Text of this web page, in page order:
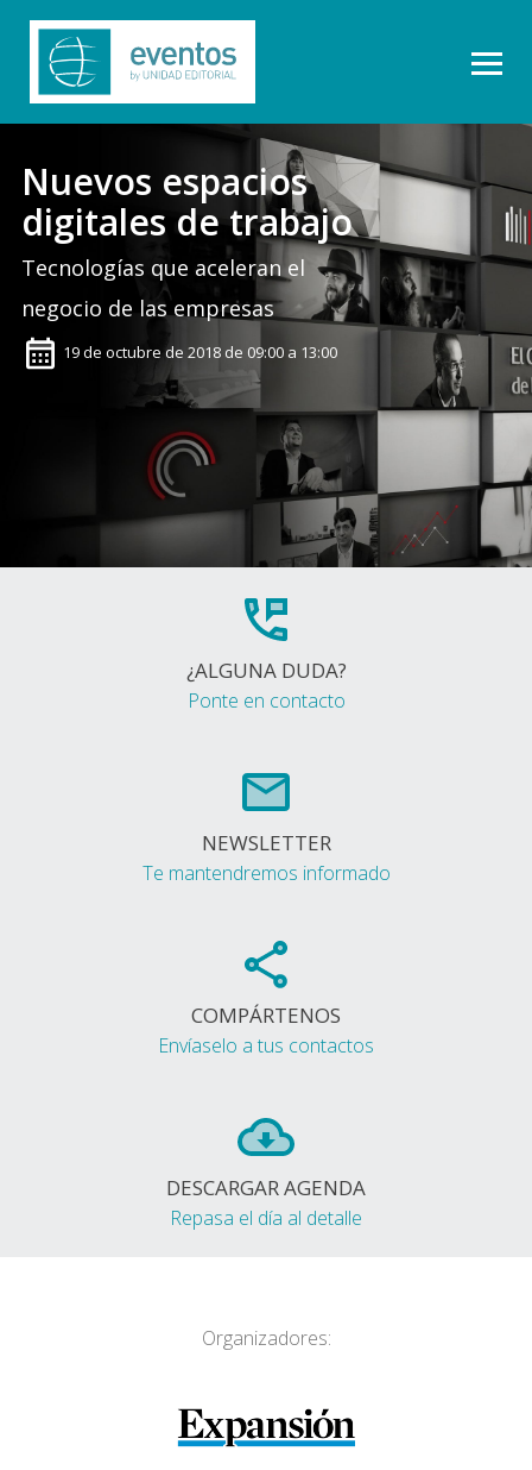
Nuevos espacios
digitales de trabajo
Tecnologías que aceleran el
negocio de las empresas
19 de octubre de 2018 de 09:00 a 13:00
¿ALGUNA DUDA?
Ponte en contacto
NEWSLETTER
Te mantendremos informado
COMPÁRTENOS
Envíaselo a tus contactos
DESCARGAR AGENDA
Repasa el día al detalle
Organizadores: